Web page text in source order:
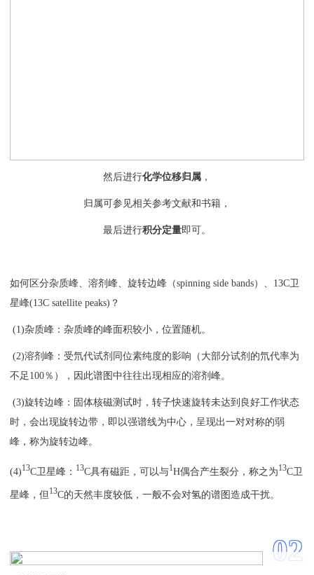
然后进行化学位移归属 ，
归属可参见相关参考文献和书籍，
最后进行积分定量即可。
如何区分杂质峰、溶剂峰、旋转边峰（spinning side bands）、13C卫
星峰(13C satellite peaks)？
(1)杂质峰：杂质峰的峰面积较小，位置随机。
(2)溶剂峰：受氘代试剂同位素纯度的影响（大部分试剂的氘代率为
不足100％），因此谱图中往往出现相应的溶剂峰。
(3)旋转边峰：固体核磁测试时，转子快速旋转未达到良好工作状态
时，会出现旋转边带，即以强谱线为中心，呈现出一对对称的弱
峰，称为旋转边峰。
(4)13C卫星峰： 13C具有磁距，可以与1H偶合产生裂分，称之为13C卫
星峰，但 13C的天然丰度较低，一般不会对氢的谱图造成干扰。
02